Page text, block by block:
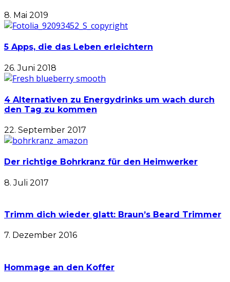
8. Mai 2019
5 Apps, die das Leben erleichtern
26. Juni 2018
4 Alternativen zu Energydrinks um wach durch
den Tag zu kommen
22. September 2017
Der richtige Bohrkranz für den Heimwerker
8. Juli 2017
Trimm dich wieder glatt: Braun’s Beard Trimmer
7. Dezember 2016
Hommage an den Koffer